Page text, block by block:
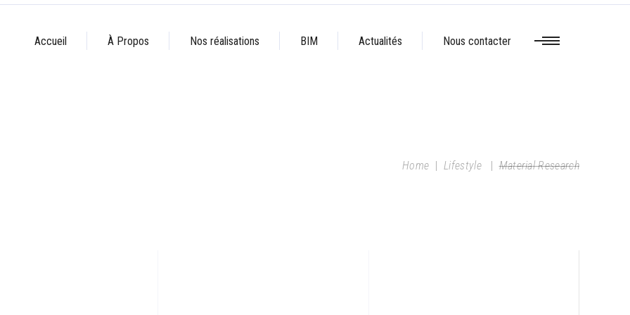
Accueil À Propos Nos réalisations BIM Actualités Nous contacter
Home |Lifestyle |Material Research